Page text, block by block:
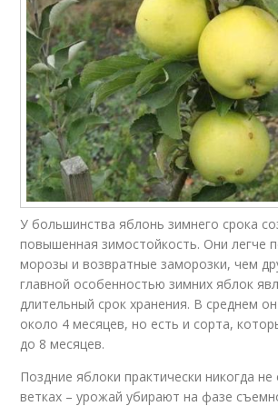
У большинства яблонь зимнего срока
повышенная зимостойкость. Они легче
морозы и возвратные заморозки, чем
главной особенностью зимних яблок
длительный срок хранения. В среднем
около 4 месяцев, но есть и сорта,
до 8 месяцев.
Поздние яблоки практически никогда
ветках – урожай убирают на фазе